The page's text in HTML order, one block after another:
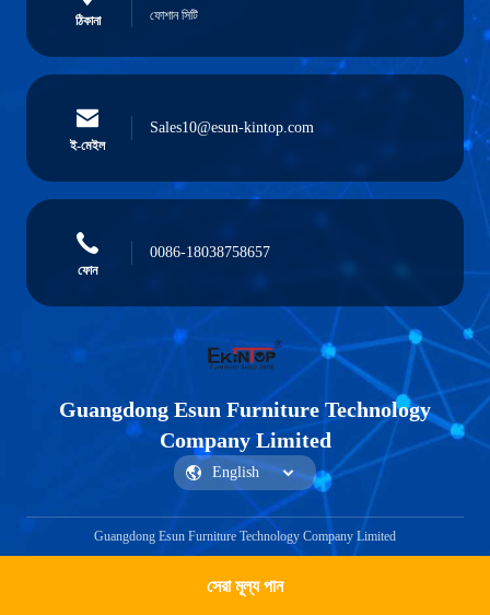
সেরা মূল্য পান
ঠিকানা
ফোশান সিটি
ই-মেইল
Sales10@esun-kintop.com
ফোন
0086-18038758657
Guangdong Esun Furniture Technology
Company Limited
Guangdong Esun Furniture Technology Company Limited